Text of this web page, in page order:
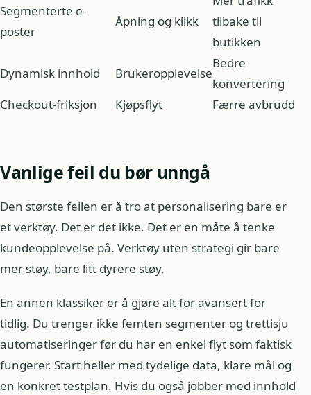
Segmenterte e-
poster
Åpning og klikk
tilbake til
butikken
Dynamisk innhold
Brukeropplevelse
Bedre
konvertering
Checkout-friksjon
Kjøpsflyt Færre avbrudd
Vanlige feil du bør unngå
Den største feilen er å tro at personalisering bare er
et verktøy. Det er det ikke. Det er en måte å tenke
kundeopplevelse på. Verktøy uten strategi gir bare
mer støy, bare litt dyrere støy.
En annen klassiker er å gjøre alt for avansert for
tidlig. Du trenger ikke femten segmenter og trettisju
automatiseringer før du har en enkel flyt som faktisk
fungerer. Start heller med tydelige data, klare mål og
en konkret testplan. Hvis du også jobber med innhold